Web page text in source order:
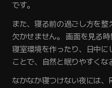
です。
また、寝る前の過ごし方を
欠かせません。 画面を見る
寝室環境を作ったり、日中に
ことで、自然と眠りやすくな
なかなか寝つけない夜には